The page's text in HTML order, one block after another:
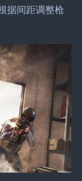
据间距调整枪